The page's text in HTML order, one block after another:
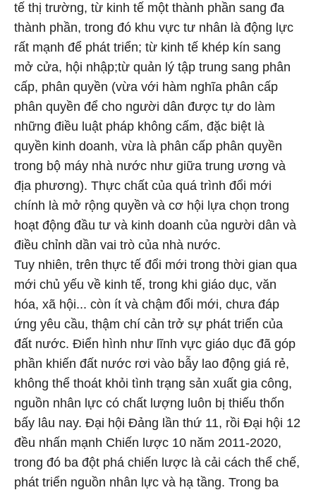
tế thị trường, từ kinh tế một thành phần sang đa
thành phần, trong đó khu vực tư nhân là động lực
rất mạnh để phát triển; từ kinh tế khép kín sang
mở cửa, hội nhập;từ quản lý tập trung sang phân
cấp, phân quyền (vừa với hàm nghĩa phân cấp
phân quyền để cho người dân được tự do làm
những điều luật pháp không cấm, đặc biệt là
quyền kinh doanh, vừa là phân cấp phân quyền
trong bộ máy nhà nước như giữa trung ương và
địa phương). Thực chất của quá trình đổi mới
chính là mở rộng quyền và cơ hội lựa chọn trong
hoạt động đầu tư và kinh doanh của người dân và
điều chỉnh dần vai trò của nhà nước.
Tuy nhiên, trên thực tế đổi mới trong thời gian qua
mới chủ yếu về kinh tế, trong khi giáo dục, văn
hóa, xã hội... còn ít và chậm đổi mới, chưa đáp
ứng yêu cầu, thậm chí cản trở sự phát triển của
đất nước. Điển hình như lĩnh vực giáo dục đã góp
phần khiến đất nước rơi vào bẫy lao động giá rẻ,
không thể thoát khỏi tình trạng sản xuất gia công,
nguồn nhân lực có chất lượng luôn bị thiếu thốn
bấy lâu nay. Đại hội Đảng lần thứ 11, rồi Đại hội 12
đều nhấn mạnh Chiến lược 10 năm 2011-2020,
trong đó ba đột phá chiến lược là cải cách thể chế,
phát triển nguồn nhân lực và hạ tầng. Trong ba